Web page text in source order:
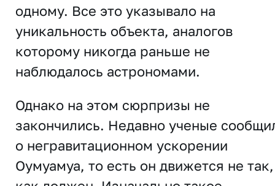
одному. Все это указывало на
уникальность объекта, аналогов
которому никогда раньше не
наблюдалось астрономами.
Однако на этом сюрпризы не
закончились. Недавно ученые
о негравитационном ускорении
Оумуамуа, то есть он движется не так,